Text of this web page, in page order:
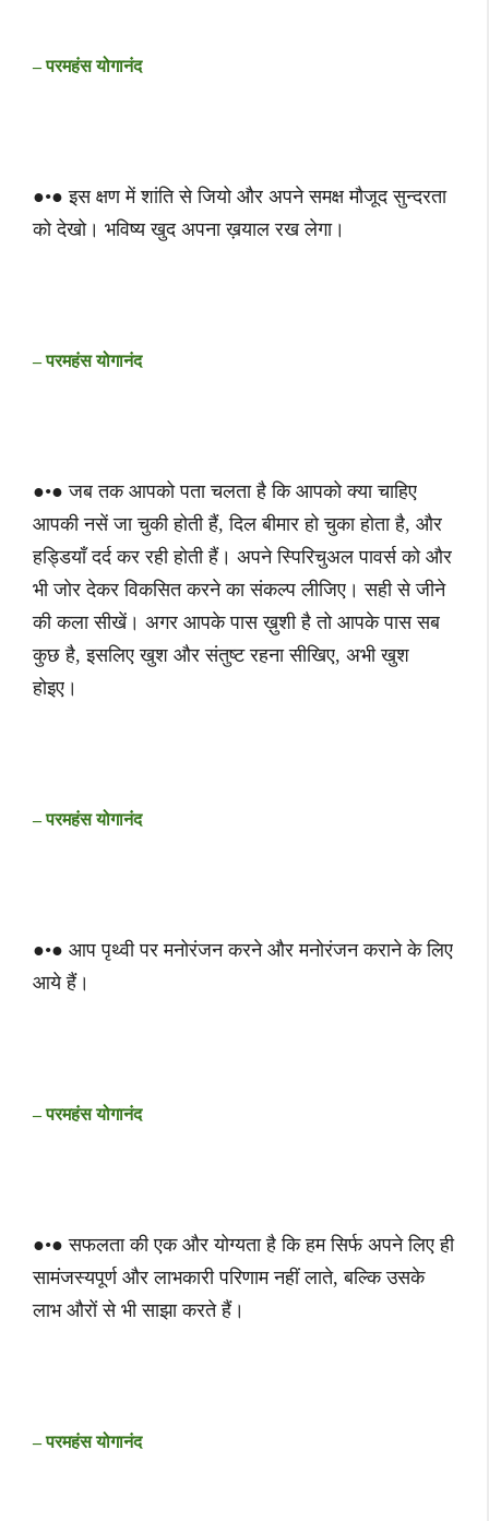
– परमहंस योगानंद
●•● इस क्षण में शांति से जियो और अपने समक्ष मौजूद सुन्दरता
को देखो। भविष्य खुद अपना ख़याल रख लेगा।
– परमहंस योगानंद
●•● जब तक आपको पता चलता है कि आपको क्या चाहिए
आपकी नसें जा चुकी होती हैं, दिल बीमार हो चुका होता है, और
हड्डियाँ दर्द कर रही होती हैं। अपने स्पिरिचुअल पावर्स को और
भी जोर देकर विकसित करने का संकल्प लीजिए। सही से जीने
की कला सीखें। अगर आपके पास ख़ुशी है तो आपके पास सब
कुछ है, इसलिए खुश और संतुष्ट रहना सीखिए, अभी खुश
होइए।
– परमहंस योगानंद
●•● आप पृथ्वी पर मनोरंजन करने और मनोरंजन कराने के लिए
आये हैं।
– परमहंस योगानंद
●•● सफलता की एक और योग्यता है कि हम सिर्फ अपने लिए ही
सामंजस्यपूर्ण और लाभकारी परिणाम नहीं लाते, बल्कि उसके
लाभ औरों से भी साझा करते हैं।
– परमहंस योगानंद